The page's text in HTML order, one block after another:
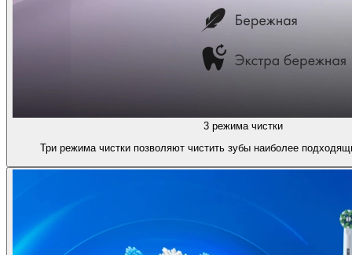
3 режима чистки
Три режима чистки позволяют чистить зубы наиболее